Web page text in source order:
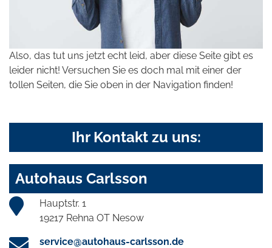
Also, das tut uns jetzt echt leid, aber diese Seite gibt es
leider nicht! Versuchen Sie es doch mal mit einer der
tollen Seiten, die Sie oben in der Navigation finden!
Ihr Kontakt zu uns:
Autohaus Carlsson
Hauptstr. 1
19217 Rehna OT Nesow
service@autohaus-carlsson.de